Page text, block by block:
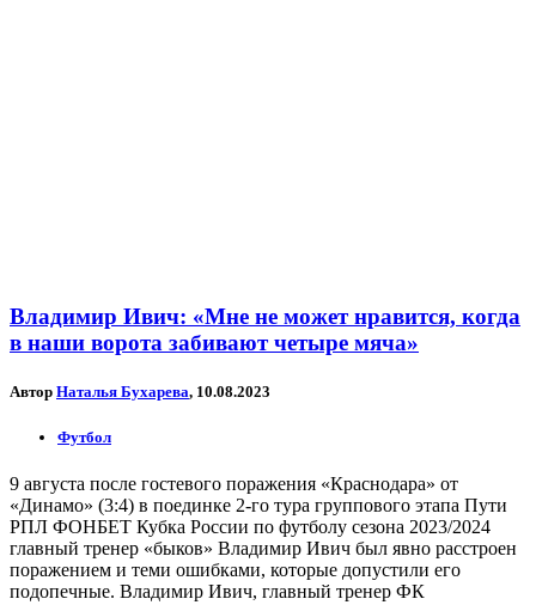
Владимир Ивич: «Мне не может нравится, когда
в наши ворота забивают четыре мяча»
Автор Наталья Бухарева, 10.08.2023
Футбол
9 августа после гостевого поражения «Краснодара» от
«Динамо» (3:4) в поединке 2-го тура группового этапа Пути
РПЛ ФОНБЕТ Кубка России по футболу сезона 2023/2024
главный тренер «быков» Владимир Ивич был явно расстроен
поражением и теми ошибками, которые допустили его
подопечные. Владимир Ивич, главный тренер ФК